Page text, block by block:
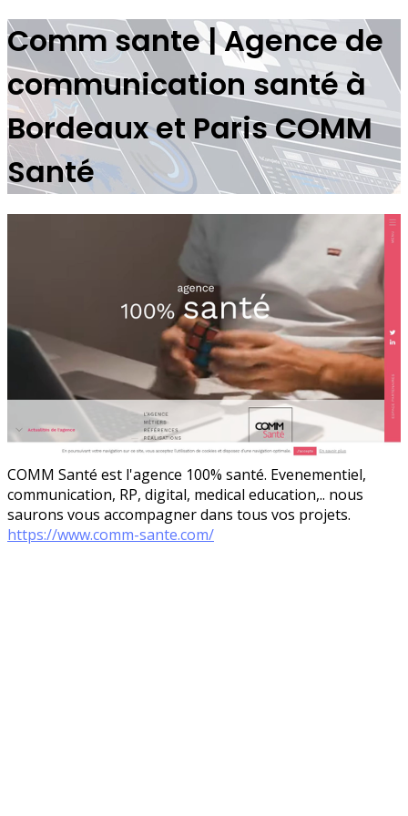
Comm sante | Agence de
com­munica­tion santé à
Bordeaux et Paris COMM
Santé
COMM Santé est l'agence 100% santé. Evenementiel,
communication, RP, digital, medical education,.. nous
saurons vous accompagner dans tous vos projets.
https://www.comm-sante.com/